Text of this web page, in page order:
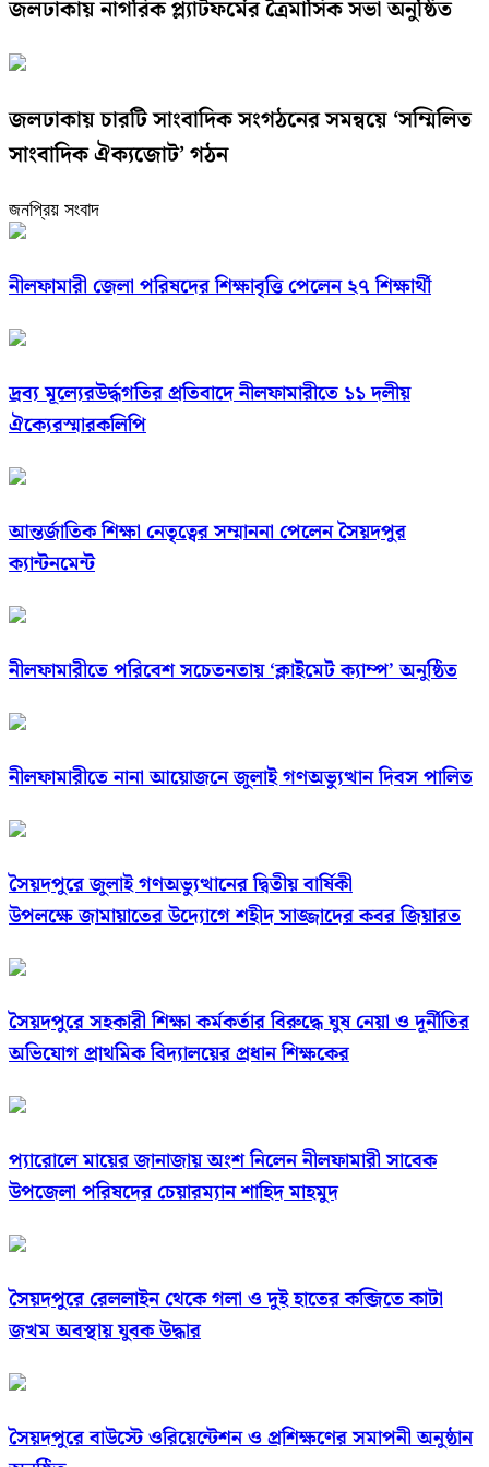
জলঢাকায় নাগরিক প্ল্যাটফর্মের ত্রৈমাসিক সভা অনুষ্ঠিত
জলঢাকায় চারটি সাংবাদিক সংগঠনের সমন্বয়ে ‘সম্মিলিত
সাংবাদিক ঐক্যজোট’ গঠন
জনপ্রিয় সংবাদ
নীলফামারী জেলা পরিষদের শিক্ষাবৃত্তি পেলেন ২৭ শিক্ষার্থী
দ্রব্য মূল্যেরউর্দ্ধগতির প্রতিবাদে নীলফামারীতে ১১ দলীয়
ঐক্যেরস্মারকলিপি
আন্তর্জাতিক শিক্ষা নেতৃত্বের সম্মাননা পেলেন সৈয়দপুর
ক্যান্টনমেন্ট
নীলফামারীতে পরিবেশ সচেতনতায় ‘ক্লাইমেট ক্যাম্প’ অনুষ্ঠিত
নীলফামারীতে নানা আয়োজনে জুলাই গণঅভ্যুত্থান দিবস পালিত
সৈয়দপুরে জুলাই গণঅভ্যুত্থানের দ্বিতীয় বার্ষিকী
উপলক্ষে জামায়াতের উদ্যোগে শহীদ সাজ্জাদের কবর জিয়ারত
সৈয়দপুরে সহকারী শিক্ষা কর্মকর্তার বিরুদ্ধে ঘুষ নেয়া ও দূর্নীতির
অভিযোগ প্রাথমিক বিদ্যালয়ের প্রধান শিক্ষকের
প্যারোলে মায়ের জানাজায় অংশ নিলেন নীলফামারী সাবেক
উপজেলা পরিষদের চেয়ারম্যান শাহিদ মাহমুদ
সৈয়দপুরে রেললাইন থেকে গলা ও দুই হাতের কব্জিতে কাটা
জখম অবস্থায় যুবক উদ্ধার
সৈয়দপুরে বাউস্টে ওরিয়েন্টেশন ও প্রশিক্ষণের সমাপনী অনুষ্ঠান